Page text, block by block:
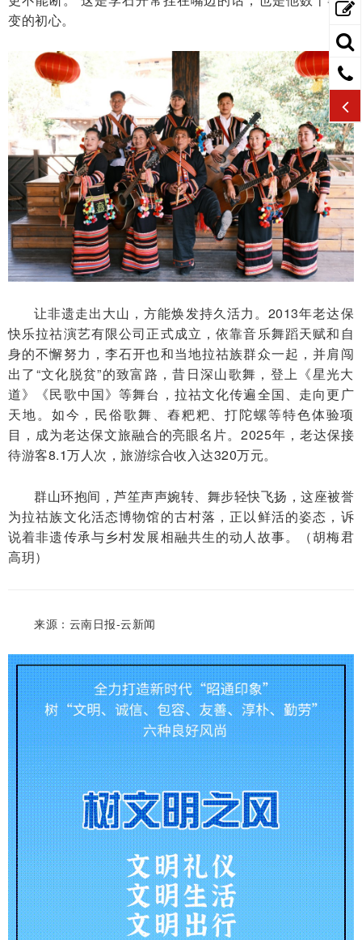
变的初心。
让非遗走出大山，方能焕发持久活力。2013年老达保
快乐拉祜演艺有限公司正式成立，依靠音乐舞蹈天赋和自
身的不懈努力，李石开也和当地拉祜族群众一起，并肩闯
出了“文化脱贫”的致富路，昔日深山歌舞，登上《星光大
道》《民歌中国》等舞台，拉祜文化传遍全国、走向更广
天地。如今，民俗歌舞、舂粑粑、打陀螺等特色体验项
目，成为老达保文旅融合的亮眼名片。2025年，老达保接
待游客8.1万人次，旅游综合收入达320万元。
群山环抱间，芦笙声声婉转、舞步轻快飞扬，这座被誉
为拉祜族文化活态博物馆的古村落，正以鲜活的姿态，诉
说着非遗传承与乡村发展相融共生的动人故事。（胡梅君
高玥）
来源：云南日报-云新闻